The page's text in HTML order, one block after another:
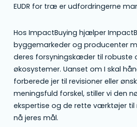
EUDR for træ er udfordringerne
Hos ImpactBuying hjælper
byggemarkeder og producenter
deres forsyningskæder til robuste
økosystemer. Uanset om I skal
forberede jer til revisioner eller
meningsfuld forskel, stiller vi den
ekspertise og de rette værktøjer til
nå jeres mål.